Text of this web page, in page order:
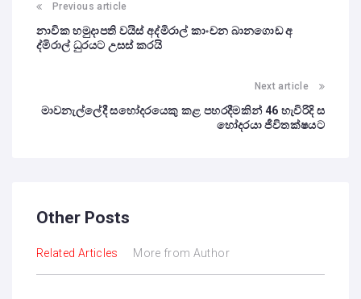
Previous article
නාවික හමුදාපති වයිස් අද්මිරාල් කාංචන බානගොඩ අ
ද්මිරාල් ධුරයට උසස් කරයි
Next article
මාවනැල්ලේදී සහෝදරයෙකු කළ පහරදීමකින් 46 හැවිරිදි ස
හෝදරයා ජීවිතක්ෂයට
Other Posts
Related Articles More from Author